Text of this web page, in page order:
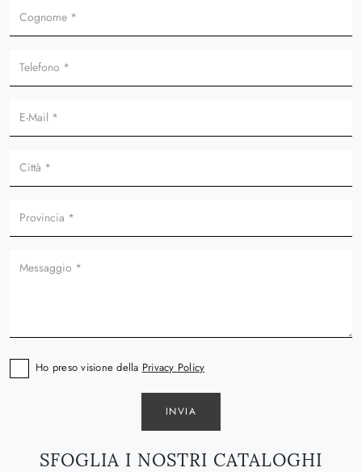
SFOGLIA I NOSTRI CATALOGHI
Ho preso visione della Privacy Policy
INVIA